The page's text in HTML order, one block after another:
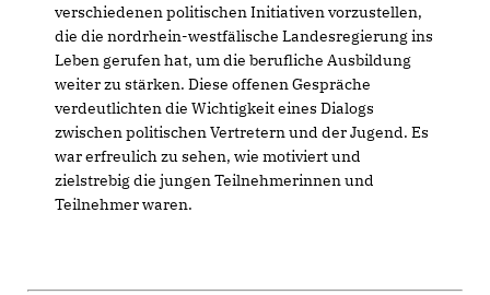
verschiedenen politischen Initiativen vorzustellen,
die die nordrhein-westfälische Landesregierung ins
Leben gerufen hat, um die berufliche Ausbildung
weiter zu stärken. Diese offenen Gespräche
verdeutlichten die Wichtigkeit eines Dialogs
zwischen politischen Vertretern und der Jugend. Es
war erfreulich zu sehen, wie motiviert und
zielstrebig die jungen Teilnehmerinnen und
Teilnehmer waren.